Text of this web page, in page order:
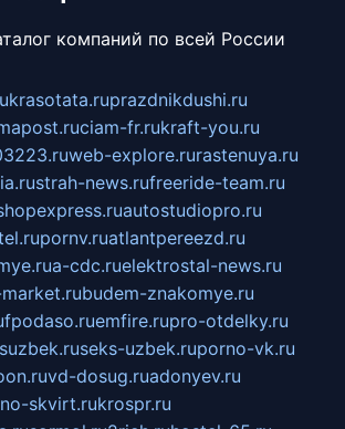
компаний по всей России
krasotata.ruprazdnikdushi.ru
ciam-fr.rukraft-you.ru
web-explore.rurastenuya.ru
strah-news.rufreeride-team.ru
autostudiopro.ru
pornv.ruatlantpereezd.ru
a-cdc.ruelektrostal-news.ru
budem-znakomye.ru
fpodaso.ruemfire.rupro-otdelky.ru
seks-uzbek.ruporno-vk.ru
vd-dosug.ruadonyev.ru
skvirt.rukrospr.ru